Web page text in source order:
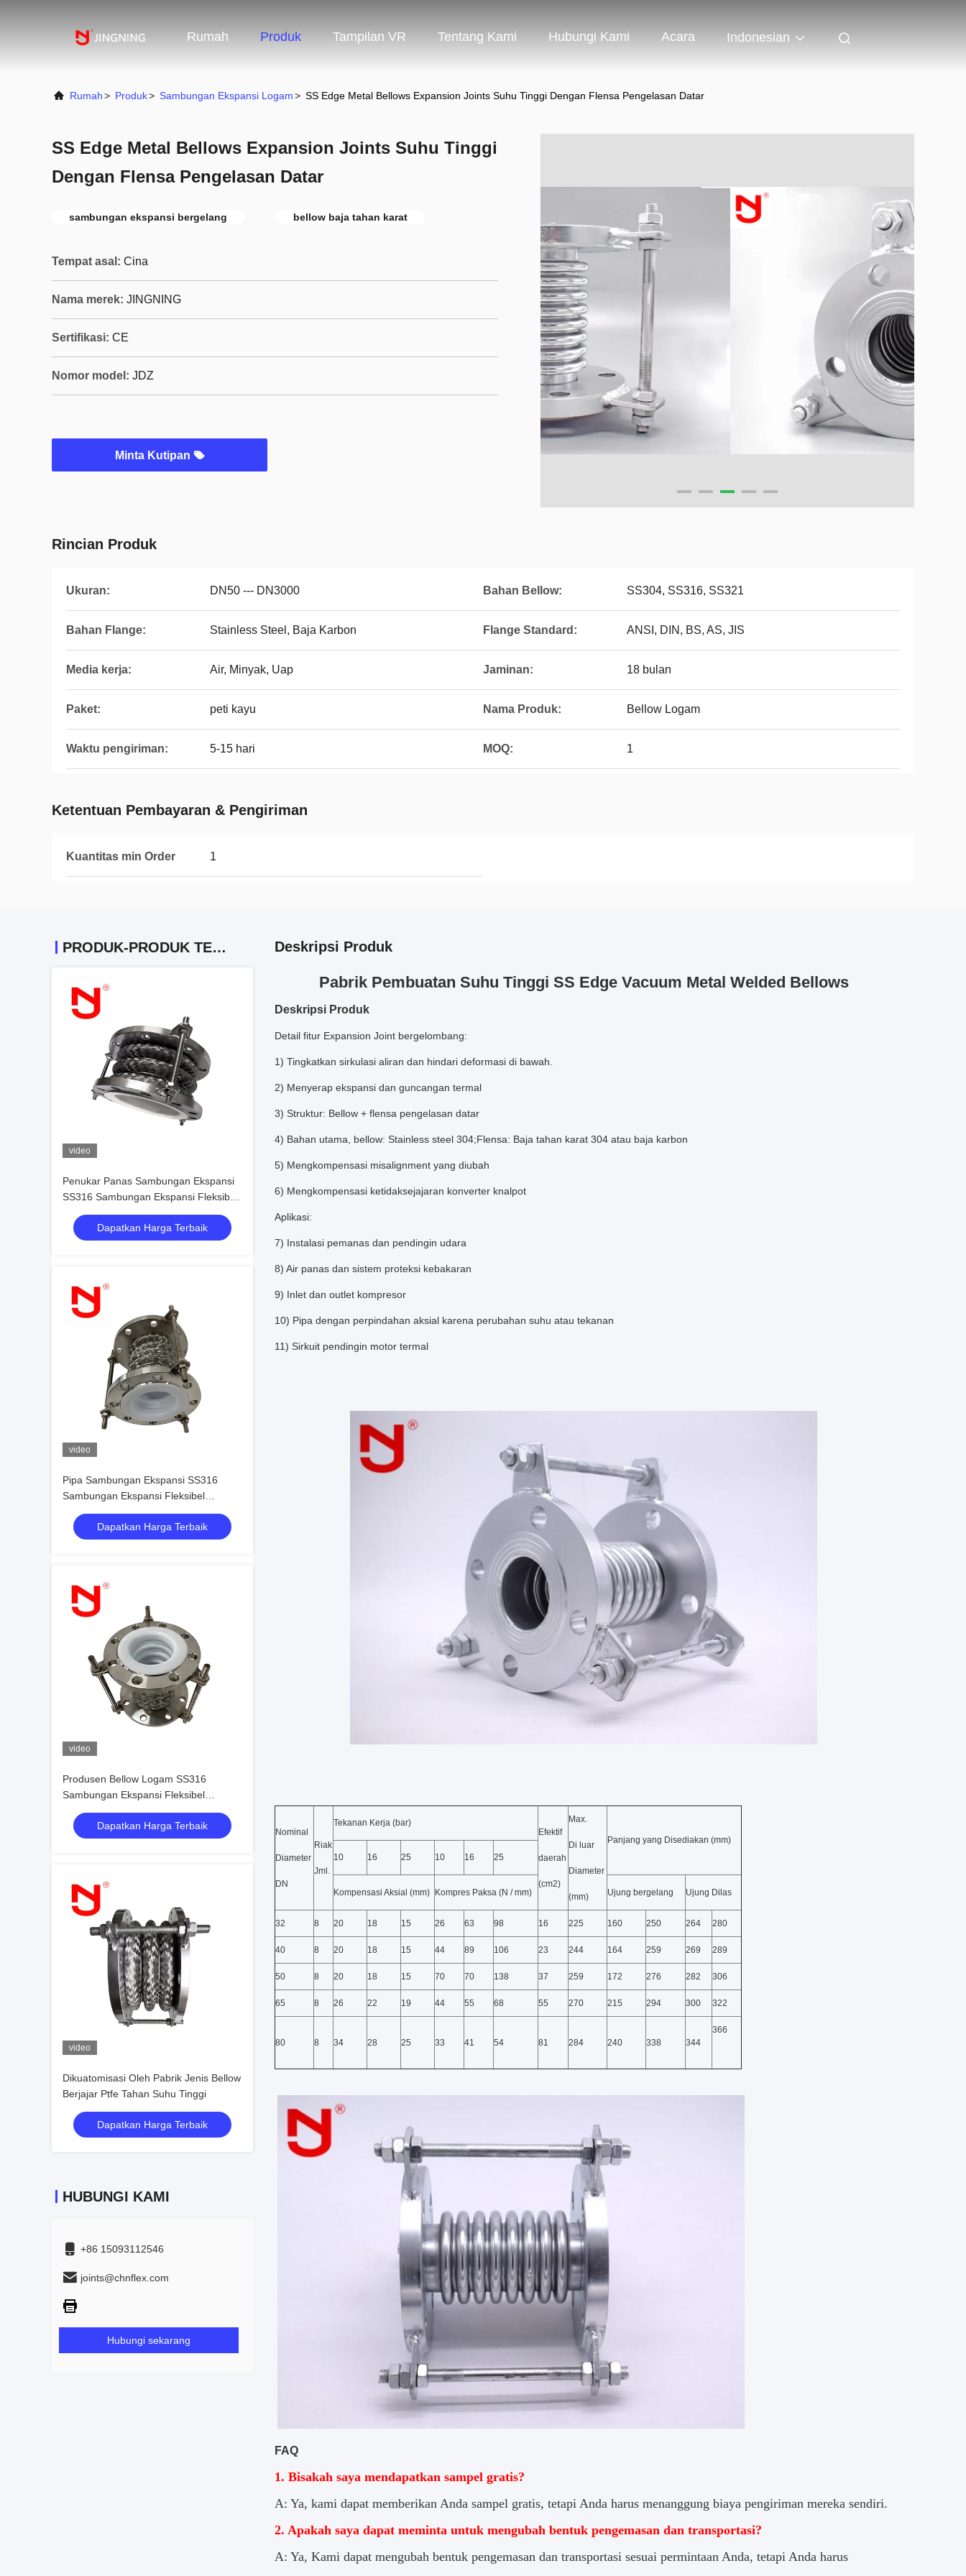
Rumah Produk Tampilan VR Tentang Kami Hubungi Kami Acara Indonesian
Rumah> Produk> Sambungan Ekspansi Logam> SS Edge Metal Bellows Expansion Joints Suhu Tinggi Dengan Flensa Pengelasan Datar
SS Edge Metal Bellows Expansion Joints Suhu Tinggi
Dengan Flensa Pengelasan Datar
sambungan ekspansi bergelang bellow baja tahan karat
Tempat asal: Cina
Nama merek: JINGNING
Sertifikasi: CE
Nomor model: JDZ
Minta Kutipan
Rincian Produk
Ukuran: DN50 --- DN3000 Bahan Bellow: SS304, SS316, SS321
Bahan Flange: Stainless Steel, Baja Karbon Flange Standard: ANSI, DIN, BS, AS, JIS
Media kerja: Air, Minyak, Uap Jaminan: 18 bulan
Paket: peti kayu Nama Produk: Bellow Logam
Waktu pengiriman: 5-15 hari MOQ: 1
Ketentuan Pembayaran & Pengiriman
Kuantitas min Order 1
PRODUK-PRODUK TERKAIT
video
Penukar Panas Sambungan Ekspansi
SS316 Sambungan Ekspansi Fleksibel
Berlapis Ptfe Resistensi Tinggi
Dapatkan Harga Terbaik
video
Pipa Sambungan Ekspansi SS316
Sambungan Ekspansi Fleksibel
Berlapis Ptfe Tahan Tinggi
Dapatkan Harga Terbaik
video
Produsen Bellow Logam SS316
Sambungan Ekspansi Fleksibel
Berjajar Ptfe Tahan Tinggi
Dapatkan Harga Terbaik
video
Dikuatomisasi Oleh Pabrik Jenis Bellow
Berjajar Ptfe Tahan Suhu Tinggi
Dapatkan Harga Terbaik
HUBUNGI KAMI
+86 15093112546
joints@chnflex.com
Hubungi sekarang
Deskripsi Produk
Pabrik Pembuatan Suhu Tinggi SS Edge Vacuum Metal Welded Bellows
Deskripsi Produk
Detail fitur Expansion Joint bergelombang:
1) Tingkatkan sirkulasi aliran dan hindari deformasi di bawah.
2) Menyerap ekspansi dan guncangan termal
3) Struktur: Bellow + flensa pengelasan datar
4) Bahan utama, bellow: Stainless steel 304;Flensa: Baja tahan karat 304 atau baja karbon
5) Mengkompensasi misalignment yang diubah
6) Mengkompensasi ketidaksejajaran konverter knalpot
Aplikasi:
7) Instalasi pemanas dan pendingin udara
8) Air panas dan sistem proteksi kebakaran
9) Inlet dan outlet kompresor
10) Pipa dengan perpindahan aksial karena perubahan suhu atau tekanan
11) Sirkuit pendingin motor termal
Nominal
Diameter
DN
Riak
Jml.
Tekanan Kerja (bar)
Efektif
daerah
(cm2)
Max.
Di luar
Diameter
(mm)
Panjang yang Disediakan (mm)
10
16 25 10 16 25
Kompensasi Aksial (mm) Kompres Paksa (N / mm) Ujung bergelang Ujung Dilas
32 8 20 18 15 26 63 98 16 225 160 250 264 280
40 8 20 18 15 44 89 106 23 244 164 259 269 289
50 8 20 18 15 70 70 138 37 259 172 276 282 306
65 8 26 22 19 44 55 68 55 270 215 294 300 322
80 8 34 28 25 33 41 54 81 284 240 338 344
366
FAQ
1. Bisakah saya mendapatkan sampel gratis?
A: Ya, kami dapat memberikan Anda sampel gratis, tetapi Anda harus menanggung biaya pengiriman mereka sendiri.
2. Apakah saya dapat meminta untuk mengubah bentuk pengemasan dan transportasi?
A: Ya, Kami dapat mengubah bentuk pengemasan dan transportasi sesuai permintaan Anda, tetapi Anda harus